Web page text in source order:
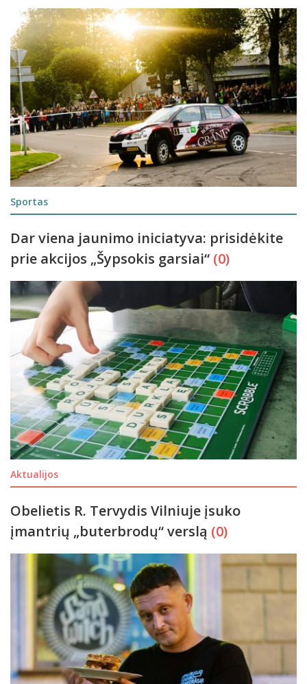
Sportas
Dar viena jaunimo iniciatyva: prisidėkite
prie akcijos „Šypsokis garsiai“ (0)
Aktualijos
Obelietis R. Tervydis Vilniuje įsuko
įmantrių „buterbrodų“ verslą (0)